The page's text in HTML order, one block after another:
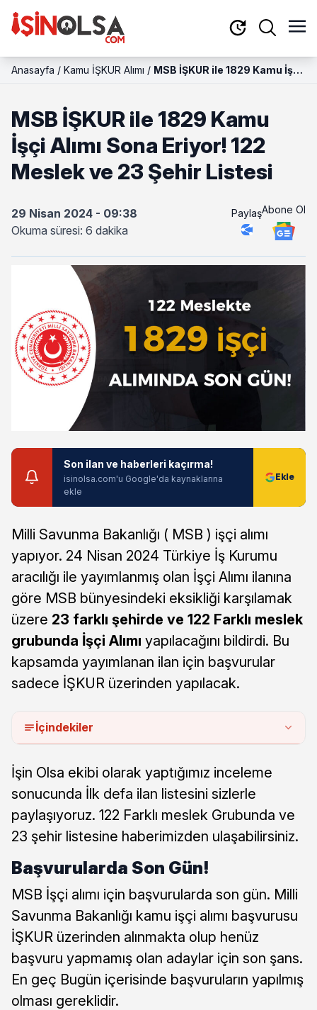
Anasayfa / Kamu İŞKUR Alımı / MSB İŞKUR ile 1829 Kamu İşçi
MSB İŞKUR ile 1829 Kamu
İşçi Alımı Sona Eriyor! 122
Meslek ve 23 Şehir Listesi
29 Nisan 2024 - 09:38
Okuma süresi: 6 dakika
PaylaşAbone Ol
Son ilan ve haberleri kaçırma!
isinolsa.com'u Google'da kaynaklarına
ekle
Milli Savunma Bakanlığı ( MSB ) işçi alımı
yapıyor. 24 Nisan 2024 Türkiye İş Kurumu
aracılığı ile yayımlanmış olan İşçi Alımı ilanına
göre MSB bünyesindeki eksikliği karşılamak
üzere 23 farklı şehirde ve 122 Farklı meslek
grubunda İşçi Alımı yapılacağını bildirdi. Bu
kapsamda yayımlanan ilan için başvurular
sadece İŞKUR üzerinden yapılacak.
İçindekiler
İşin Olsa ekibi olarak yaptığımız inceleme
sonucunda İlk defa ilan listesini sizlerle
paylaşıyoruz. 122 Farklı meslek Grubunda ve
23 şehir listesine haberimizden ulaşabilirsiniz.
Başvurularda Son Gün!
MSB İşçi alımı için başvurularda son gün. Milli
Savunma Bakanlığı kamu işçi alımı başvurusu
İŞKUR üzerinden alınmakta olup henüz
başvuru yapmamış olan adaylar için son şans.
En geç Bugün içerisinde başvuruların yapılmış
olması gereklidir.